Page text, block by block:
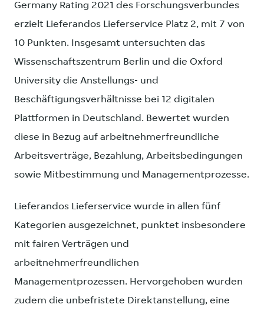
Germany Rating 2021 des Forschungsverbundes
erzielt Lieferandos Lieferservice Platz 2, mit 7 von
10 Punkten. Insgesamt untersuchten das
Wissenschaftszentrum Berlin und die Oxford
University die Anstellungs- und
Beschäftigungsverhältnisse bei 12 digitalen
Plattformen in Deutschland. Bewertet wurden
diese in Bezug auf arbeitnehmerfreundliche
Arbeitsverträge, Bezahlung, Arbeitsbedingungen
sowie Mitbestimmung und Managementprozesse.
Lieferandos Lieferservice wurde in allen fünf
Kategorien ausgezeichnet, punktet insbesondere
mit fairen Verträgen und
arbeitnehmerfreundlichen
Managementprozessen. Hervorgehoben wurden
zudem die unbefristete Direktanstellung, eine